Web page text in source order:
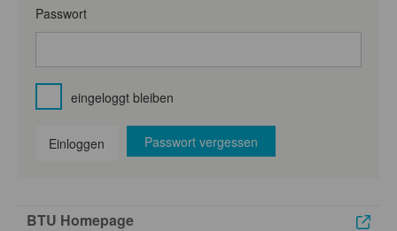
Passwort
eingeloggt bleiben
Einloggen Passwort vergessen
BTU Homepage